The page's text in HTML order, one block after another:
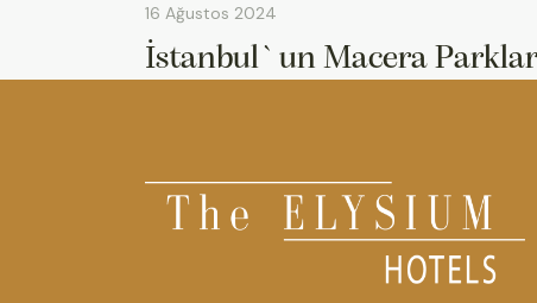
16 Ağustos 2024
İstanbul`un Macera